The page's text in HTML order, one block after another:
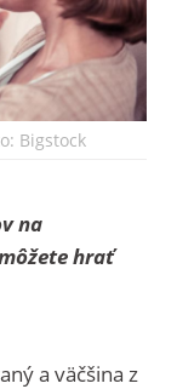
Bigstock
na
hrať
a väčšina z